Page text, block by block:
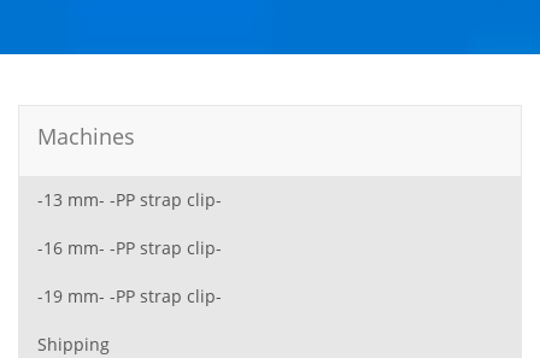
Machines
-13 mm- -PP strap clip-
-16 mm- -PP strap clip-
-19 mm- -PP strap clip-
Shipping